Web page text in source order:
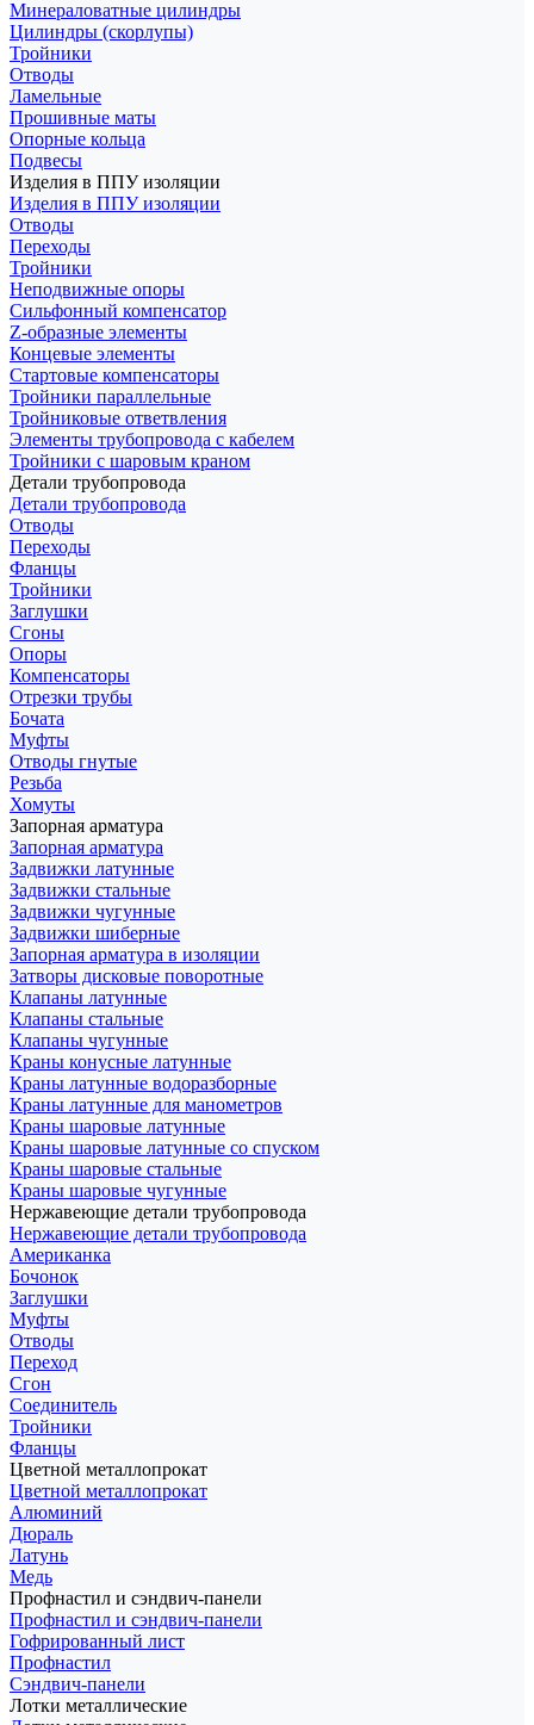
Минераловатные цилиндры
Цилиндры (скорлупы)
Тройники
Отводы
Ламельные
Прошивные маты
Опорные кольца
Подвесы
Изделия в ППУ изоляции
Изделия в ППУ изоляции
Отводы
Переходы
Тройники
Неподвижные опоры
Cильфонный компенсатор
Z-образные элементы
Концевые элементы
Стартовые компенсаторы
Тройники параллельные
Тройниковые ответвления
Элементы трубопровода с кабелем
Тройники с шаровым краном
Детали трубопровода
Детали трубопровода
Отводы
Переходы
Фланцы
Тройники
Заглушки
Сгоны
Опоры
Компенсаторы
Отрезки трубы
Бочата
Муфты
Отводы гнутые
Резьба
Хомуты
Запорная арматура
Запорная арматура
Задвижки латунные
Задвижки стальные
Задвижки чугунные
Задвижки шиберные
Запорная арматура в изоляции
Затворы дисковые поворотные
Клапаны латунные
Клапаны стальные
Клапаны чугунные
Краны конусные латунные
Краны латунные водоразборные
Краны латунные для манометров
Краны шаровые латунные
Краны шаровые латунные со спуском
Краны шаровые стальные
Краны шаровые чугунные
Нержавеющие детали трубопровода
Нержавеющие детали трубопровода
Американка
Бочонок
Заглушки
Муфты
Отводы
Переход
Сгон
Соединитель
Тройники
Фланцы
Цветной металлопрокат
Цветной металлопрокат
Алюминий
Дюраль
Латунь
Медь
Профнастил и сэндвич-панели
Профнастил и сэндвич-панели
Гофрированный лист
Профнастил
Сэндвич-панели
Лотки металлические